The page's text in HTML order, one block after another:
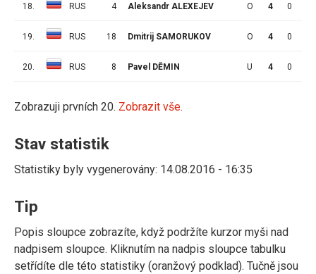
18. RUS 4 Aleksandr ALEXEJEV O 4 0
19. RUS 18 Dmitrij SAMORUKOV O 4 0
20. RUS 8 Pavel DĚMIN U 4 0
Zobrazuji prvních 20. Zobrazit vše.
Stav statistik
Statistiky byly vygenerovány: 14.08.2016 - 16:35
Tip
Popis sloupce zobrazíte, když podržíte kurzor myši nad
nadpisem sloupce. Kliknutím na nadpis sloupce tabulku
setřídíte dle této statistiky (oranžový podklad). Tučně jsou